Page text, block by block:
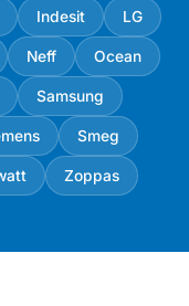
Indesit LG
Neff Ocean
Samsung
Smeg
Zoppas